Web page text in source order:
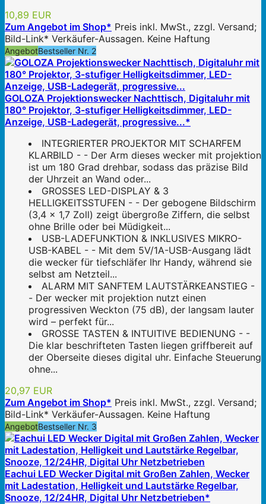
10,89 EUR
Zum Angebot im Shop* Preis inkl. MwSt., zzgl. Versand;
Bild-Link* Verkäufer-Aussagen. Keine Haftung
AngebotBestseller Nr. 2
GOLOZA Projektionswecker Nachttisch, Digitaluhr mit
180° Projektor, 3-stufiger Helligkeitsdimmer, LED-
Anzeige, USB-Ladegerät, progressive...*
INTEGRIERTER PROJEKTOR MIT SCHARFEM
KLARBILD - - Der Arm dieses wecker mit projektion
ist um 180 Grad drehbar, sodass das präzise Bild
der Uhrzeit an Wand oder...
GROSSES LED-DISPLAY & 3
HELLIGKEITSSTUFEN - - Der gebogene Bildschirm
(3,4 × 1,7 Zoll) zeigt übergroße Ziffern, die selbst
ohne Brille oder bei Müdigkeit...
USB-LADEFUNKTION & INKLUSIVES MIKRO-
USB-KABEL - - Mit dem 5V/1A-USB-Ausgang lädt
die wecker für tiefschläfer Ihr Handy, während sie
selbst am Netzteil...
ALARM MIT SANFTEM LAUTSTÄRKEANSTIEG -
- Der wecker mit projektion nutzt einen
progressiven Weckton (75 dB), der langsam lauter
wird – perfekt für...
GROSSE TASTEN & INTUITIVE BEDIENUNG - -
Die klar beschrifteten Tasten liegen griffbereit auf
der Oberseite dieses digital uhr. Einfache Steuerung
ohne...
20,97 EUR
Zum Angebot im Shop* Preis inkl. MwSt., zzgl. Versand;
Bild-Link* Verkäufer-Aussagen. Keine Haftung
AngebotBestseller Nr. 3
Eachui LED Wecker Digital mit Großen Zahlen, Wecker
mit Ladestation, Helligkeit und Lautstärke Regelbar,
Snooze, 12/24HR, Digital Uhr Netzbetrieben*